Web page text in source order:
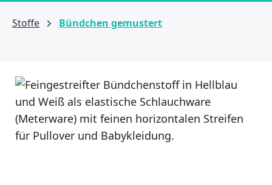
Stoffe Bündchen gemustert
Bildergalerie überspringen